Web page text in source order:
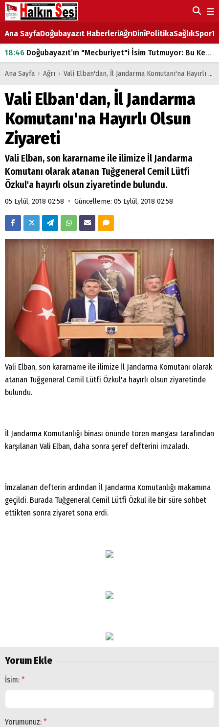
Ana SayfaDoğubayazıt HaberleriAğrıDinîPolitikaSağlıkSpor
18:46 Doğubayazıt’ın "Mecburiyet"i İsim Tutmuyor: Bu Kez de Mem u Zîn Oldu!
07:53Doğubayazıt’ta Ekmek Fiyatlarına Zam
Doğubayazıt'ta çocukların sırtındaki ağır yük
07:00 DEVLET ve HÜKÜMET
18:29ÇARŞI CADDESİ YAZ BOZ TAHTASI
Ana Sayfa › Ağrı › Vali Elban'dan, İl Jandarma Komutanı'na Hayırlı Olsun Ziyareti
Vali Elban'dan, İl Jandarma
Komutanı'na Hayırlı Olsun
Ziyareti
Vali Elban, son kararname ile ilimize İl Jandarma
Komutanı olarak atanan Tuğgeneral Cemil Lütfi
Özkul'a hayırlı olsun ziyaretinde bulundu.
05 Eylül, 2018 02:58 • Güncelleme: 05 Eylül, 2018 02:58
Vali Elban, son kararname ile ilimize İl Jandarma Komutanı olarak
atanan Tuğgeneral Cemil Lütfi Özkul'a hayırlı olsun ziyaretinde
bulundu.
İl Jandarma Komutanlığı binası önünde tören mangası tarafından
karşılanan Vali Elban, daha sonra şeref defterini imzaladı.
İmzalanan defterin ardından İl Jandarma Komutanlığı makamına
geçildi. Burada Tuğgeneral Cemil Lütfi Özkul ile bir süre sohbet
ettikten sonra ziyaret sona erdi.
Yorum Ekle
İsim: *
Yorumunuz: *